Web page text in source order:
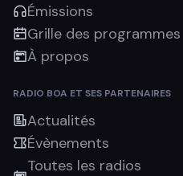
Émissions
Grille des programmes
À propos
RADIO BOA ET SES PARTENAIRES
Actualités
Évènements
Toutes les radios